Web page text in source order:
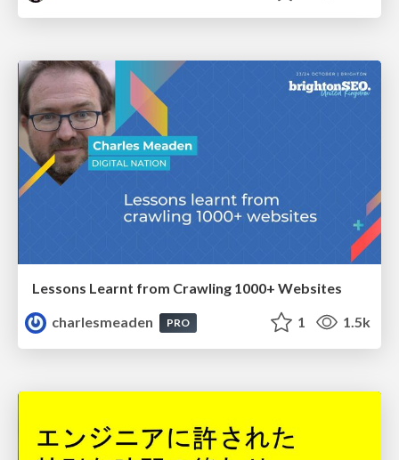
Lessons Learnt from Crawling 1000+ Websites
charlesmeaden
PRO 1 1.5k